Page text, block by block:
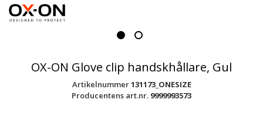
OX-ON Glove clip handskhållare, Gul
Artikelnummer131173_ONESIZE
Producentens art.nr. 9999993573